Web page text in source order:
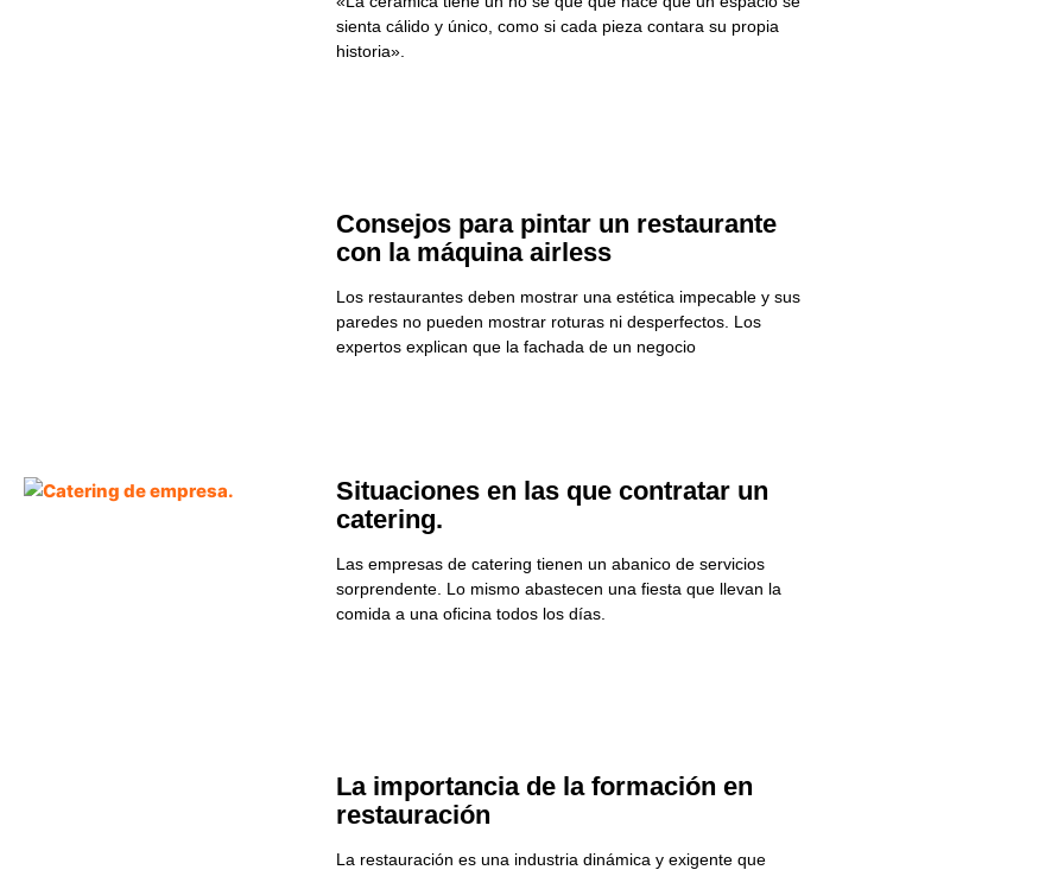
sienta cálido y único, como si cada pieza contara su propia
historia».
Consejos para pintar un restaurante
con la máquina airless
Los restaurantes deben mostrar una estética impecable y sus
paredes no pueden mostrar roturas ni desperfectos. Los
expertos explican que la fachada de un negocio
Situaciones en las que contratar un
catering.
Las empresas de catering tienen un abanico de servicios
sorprendente. Lo mismo abastecen una fiesta que llevan la
comida a una oficina todos los días.
La importancia de la formación en
restauración
La restauración es una industria dinámica y exigente que